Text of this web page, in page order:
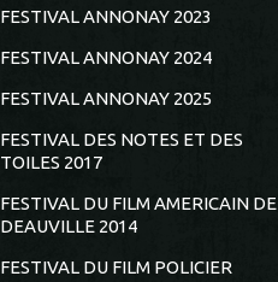
FESTIVAL ANNONAY 2023
FESTIVAL ANNONAY 2024
FESTIVAL ANNONAY 2025
FESTIVAL DES NOTES ET DES
TOILES 2017
FESTIVAL DU FILM AMERICAIN DE
DEAUVILLE 2014
FESTIVAL DU FILM POLICIER